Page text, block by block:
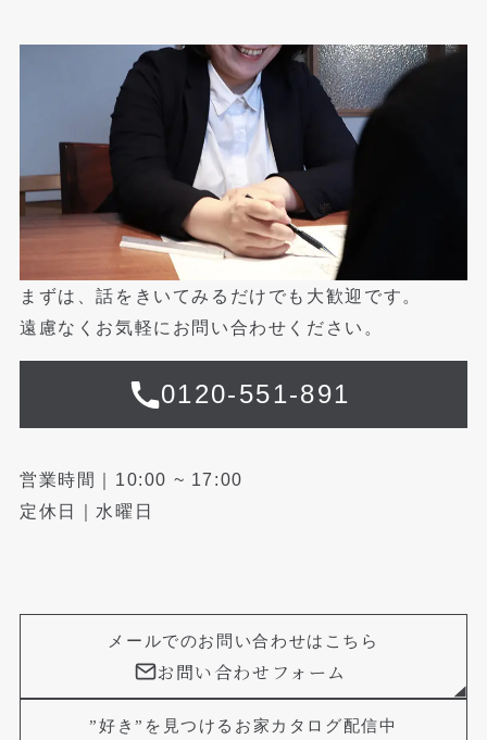
まずは、話をきいてみるだけでも大歓迎です。
遠慮なくお気軽にお問い合わせください。
0120-551-891
営業時間｜10:00 ~ 17:00
定休日｜水曜日
メールでのお問い合わせはこちら
お問い合わせフォーム
”好き”を見つけるお家カタログ配信中